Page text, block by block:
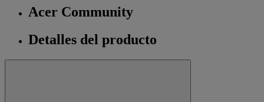
Acer Community
Detalles del producto